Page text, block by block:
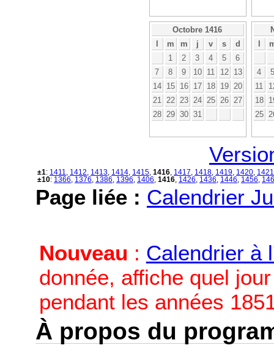
Octobre 1416
l
m m j v s
d
1
2 3 4 5
6
7
8 9 10 11 12
13
14
15 16 17 18 19
20
21
22 23 24 25 26
27
28
29 30 31
l
4
5
11
18
25
±1: 1411 1412 1413 1414 1415 1416 1417 1418 1419 1420 1421
±10: 1366 1376 1386 1396 1406 1416 1426 1436 1446 1456
Page liée : Calendrier
Nouveau : Calendrier à
donnée, affiche quel
pendant les années
À propos du